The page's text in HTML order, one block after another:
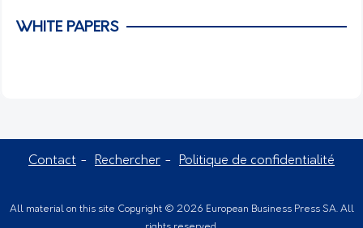
WHITE PAPERS
Contact Rechercher Politique de confidentialité
All material on this site Copyright © 2026 European Business Press SA. All